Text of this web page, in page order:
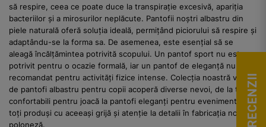
să respire, ceea ce poate duce la transpirație excesivă, apariția
bacteriilor și a mirosurilor neplăcute. Pantofii noștri albastru din
piele naturală oferă soluția ideală, permițând piciorului să respire și
adaptându-se la forma sa. De asemenea, este esențial să se
aleagă încălțămintea potrivită scopului. Un pantof sport nu este
potrivit pentru o ocazie formală, iar un pantof de eleganță nu este
recomandat pentru activități fizice intense. Colecția noastră variată
de pantofi albastru pentru copii acoperă diverse nevoi, de la teniși
confortabili pentru joacă la pantofi eleganți pentru evenimente,
toți produși cu aceeași grijă și atenție la detalii în fabricația noastră
poloneză.